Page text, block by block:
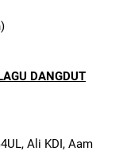
DANGDUT
Ali KDI, Aam